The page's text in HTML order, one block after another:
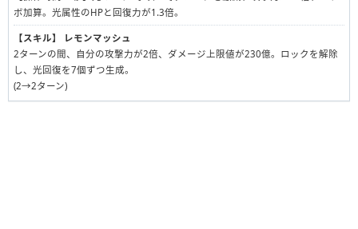
ボ加算。光属性のHPと回復力が1.3倍。
【スキル】
レモンマッシュ
2ターンの間、自分の攻撃力が2倍、ダメージ上限値が230億。ロックを解除
し、光回復を7個ずつ生成。
(2→2ターン)